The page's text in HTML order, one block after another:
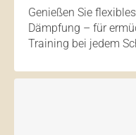
Genießen Sie
Dämpfung – für
Training bei jedem